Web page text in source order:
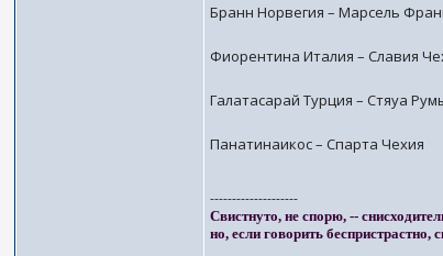
Бранн Норвегия – Марсель
Фиорентина Италия – Славия
Галатасарай Турция – Стяуа
Панатинаикос – Спарта Чехия
--------------------
Свистнуто, не спорю, --
но, если говорить беспристрастно,